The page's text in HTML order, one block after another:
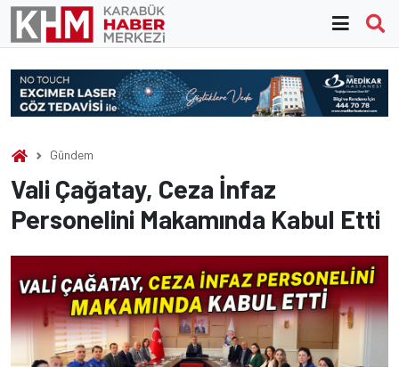
Skip
content
Gündem
Vali Çağatay, Ceza İnfaz
Personelini Makamında Kabul Etti